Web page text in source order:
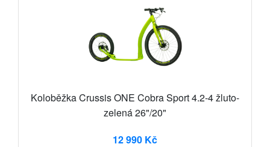
Koloběžka Crussis ONE Cobra Sport 4.2-4 žluto-
zelená 26"/20"
12 990 Kč